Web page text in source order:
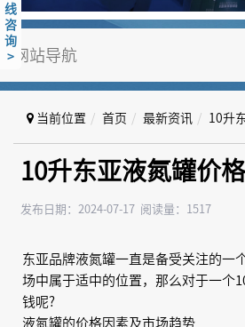
网站导航
当前位置 首页 最新资讯 10升
10升东亚液氮罐价
发布日期：2024-07-17 阅读量：1517
东亚品牌液氮罐一直是备受关注的一
场中属于适中的位置，那么对于一个
钱呢?
液氮罐的价格因素及市场趋势
线
咨
询
>